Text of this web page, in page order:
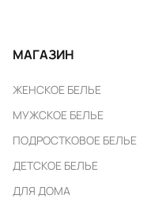
МАГАЗИН
ЖЕНСКОЕ БЕЛЬЕ
МУЖСКОЕ БЕЛЬЕ
ПОДРОСТКОВОЕ БЕЛЬЕ
ДЕТСКОЕ БЕЛЬЕ
ДЛЯ ДОМА